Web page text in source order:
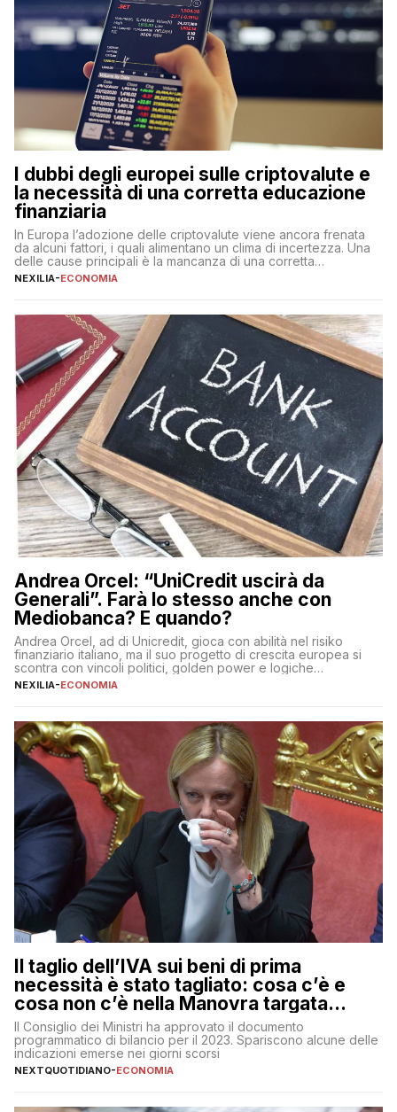
I dubbi degli europei sulle criptovalute e
la necessità di una corretta educazione
finanziaria
In Europa l’adozione delle criptovalute viene ancora frenata
da alcuni fattori, i quali alimentano un clima di incertezza. Una
delle cause principali è la mancanza di una corretta
educazione finanziaria, che impedisce ad una larga parte della
sulle criptovalute: […]
NEXILIA-ECONOMIA
Andrea Orcel: “UniCredit uscirà da
Generali”. Farà lo stesso anche con
Mediobanca? E quando?
Andrea Orcel, ad di Unicredit, gioca con abilità nel risiko
finanziario italiano, ma il suo progetto di crescita europea si
scontra con vincoli politici, golden power e logiche
protezionistiche. Orcel e la mossa su Generali Andrea Orcel,
NEXILIA-ECONOMIA
Il taglio dell’IVA sui beni di prima
necessità è stato tagliato: cosa c’è e
cosa non c’è nella Manovra targata
Meloni
Il Consiglio dei Ministri ha approvato il documento
programmatico di bilancio per il 2023. Spariscono alcune delle
indicazioni emerse nei giorni scorsi
NEXTQUOTIDIANO-ECONOMIA